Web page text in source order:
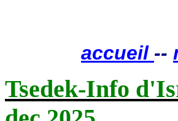
accueil --
Tsedek-Info